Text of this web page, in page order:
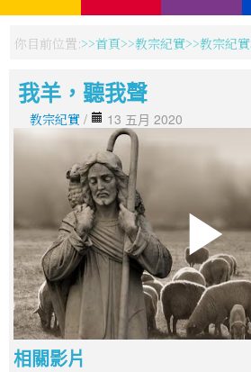
你目前位置: 首頁 教宗紀實 教宗紀實
我羊，聽我聲
教宗紀實 / 13 五月 2020
相關影片